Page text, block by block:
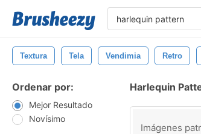
Textura Tela Vendimia Retro
Ordenar por:
Mejor Resultado
Novísimo
Harlequin
Imágenes